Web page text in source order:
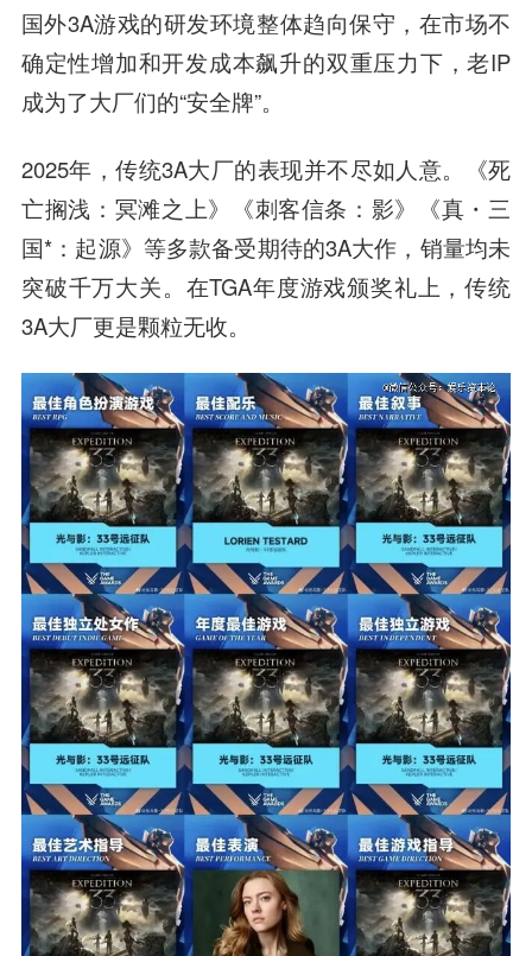
国外3A游戏的研发环境整体趋向保守，在市场不
确定性增加和开发成本飙升的双重压力下，老IP
成为了大厂们的“安全牌”。
2025年，传统3A大厂的表现并不尽如人意。《死
亡搁浅：冥滩之上》《刺客信条：影》《真・三
国*：起源》等多款备受期待的3A大作，销量均未
突破千万大关。在TGA年度游戏颁奖礼上，传统
3A大厂更是颗粒无收。